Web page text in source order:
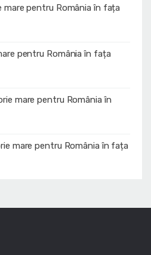
mare pentru România în fața
pentru România în fața
mare pentru România în
mare pentru România în fața